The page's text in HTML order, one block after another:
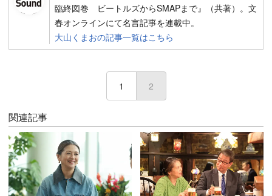
臨終図巻 ビートルズからSMAPまで』（共著）。文
春オンラインにて名言記事を連載中。
大山くまおの記事一覧はこちら
1 2
関連記事